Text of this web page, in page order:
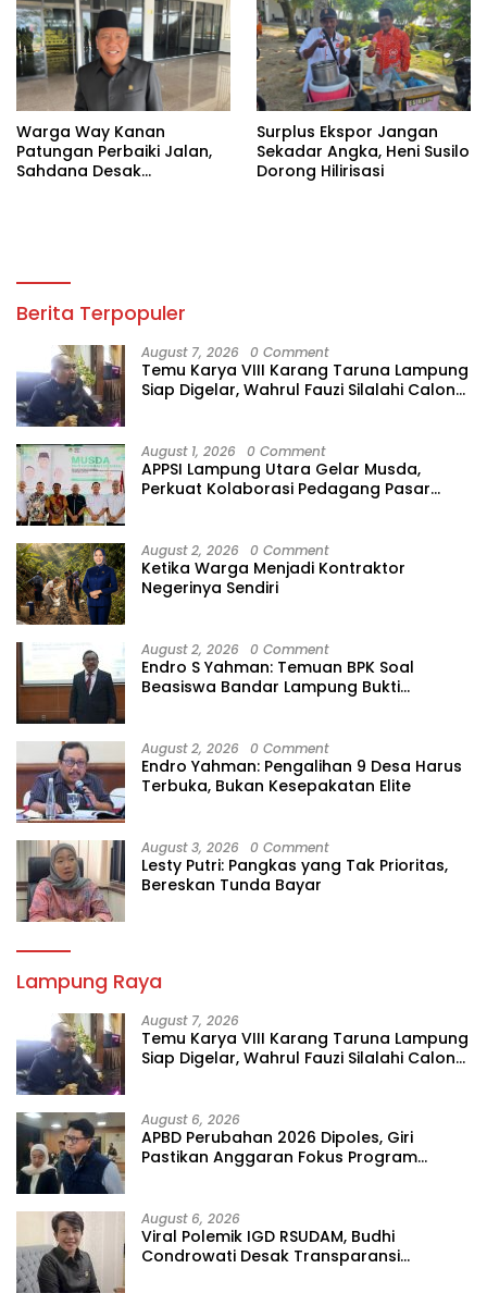
Warga Way Kanan
Patungan Perbaiki Jalan,
Sahdana Desak
Surplus Ekspor Jangan
Sekadar Angka, Heni Susilo
Dorong Hilirisasi
Berita Terpopuler
August 7, 2026 0 Comment
Temu Karya VIII Karang Taruna Lampung
Siap Digelar, Wahrul Fauzi Silalahi Calon
August 1, 2026 0 Comment
APPSI Lampung Utara Gelar Musda,
Perkuat Kolaborasi Pedagang Pasar
August 2, 2026 0 Comment
Ketika Warga Menjadi Kontraktor
Negerinya Sendiri
August 2, 2026 0 Comment
Endro S Yahman: Temuan BPK Soal
Beasiswa Bandar Lampung Bukti
August 2, 2026 0 Comment
Endro Yahman: Pengalihan 9 Desa Harus
Terbuka, Bukan Kesepakatan Elite
August 3, 2026 0 Comment
Lesty Putri: Pangkas yang Tak Prioritas,
Bereskan Tunda Bayar
Lampung Raya
August 7, 2026
Temu Karya VIII Karang Taruna Lampung
Siap Digelar, Wahrul Fauzi Silalahi Calon
August 6, 2026
APBD Perubahan 2026 Dipoles, Giri
Pastikan Anggaran Fokus Program
August 6, 2026
Viral Polemik IGD RSUDAM, Budhi
Condrowati Desak Transparansi